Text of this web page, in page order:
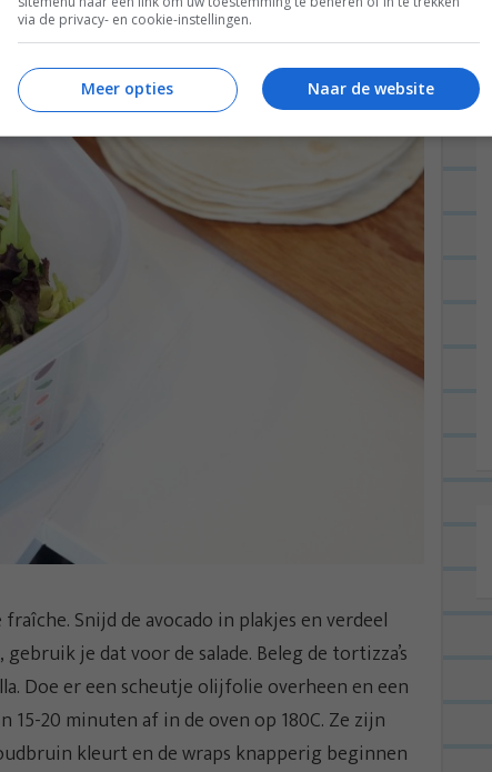
Snijd de avocado in plakjes en verdeel
je dat voor de salade. Beleg de tortizza’s
Doe er een scheutje olijfolie overheen en een
15-20 minuten af in de oven op 180C. Ze zijn
kleurt en de wraps knapperig beginnen
via de privacy- en cookie-instellingen.
Naar de website
Meer opties